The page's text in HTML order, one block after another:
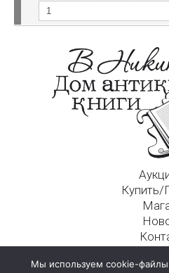
Купить/
125009, г. Москва,
Мы используем cookie-